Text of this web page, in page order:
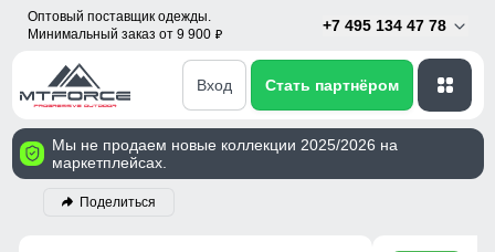
Оптовый поставщик одежды.
Минимальный заказ от 9 900 p
+7 495 134 47 78
Вход Стать партнёром
Мы не продаем новые коллекции 2025/2026 на
маркетплейсах.
Поделиться